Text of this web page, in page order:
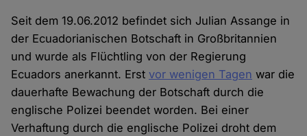
Seit dem 19.06.2012 befindet sich Julian Assange in
der Ecuadorianischen Botschaft in Großbritannien
und wurde als Flüchtling von der Regierung
Ecuadors anerkannt. Erstvor wenigen Tagen war die
dauerhafte Bewachung der Botschaft durch die
englische Polizei beendet worden. Bei einer
Verhaftung durch die englische Polizei droht dem